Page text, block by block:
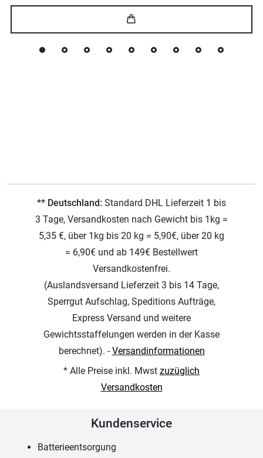
** Deutschland: Standard DHL Lieferzeit 1 bis
3 Tage, Versandkosten nach Gewicht bis 1kg =
5,35 €, über 1kg bis 20 kg = 5,90€, über 20 kg
= 6,90€ und ab 149€ Bestellwert
Versandkostenfrei.
(Auslandsversand Lieferzeit 3 bis 14 Tage,
Sperrgut Aufschlag, Speditions Aufträge,
Express Versand und weitere
Gewichtsstaffelungen werden in der Kasse
berechnet). -Versandinformationen
* Alle Preise inkl. Mwst zuzüglich
Versandkosten
Kundenservice
Batterieentsorgung